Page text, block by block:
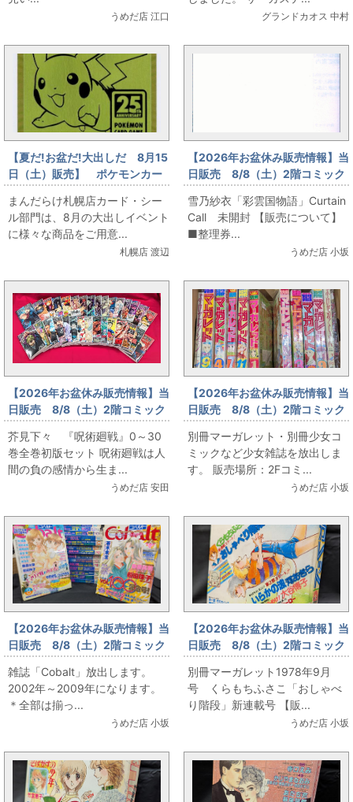
うめだ店 江口 グランドカオス 中村
【夏だ!お盆だ!大出しだ 8月15
日（土）販売】 ポケモンカー
ド ゴールデンなピカチュウ登
場
まんだらけ札幌店カード・シー
ル部門は、8月の大出しイベント
に様々な商品をご用意...
札幌店 渡辺
【2026年お盆休み販売情報】当
日販売 8/8（土）2階コミック
フロア 雪乃紗衣「彩雲国物
語」Curtain Call 未開封
雪乃紗衣「彩雲国物語」Curtain
Call 未開封 【販売について】
■整理券...
うめだ店 小坂
【2026年お盆休み販売情報】当
日販売 8/8（土）2階コミック
フロア 芥見下々 『呪術廻
戦』0～30巻全巻初版セット
芥見下々 『呪術廻戦』0～30
巻全巻初版セット 呪術廻戦は人
間の負の感情から生ま...
うめだ店 安田
【2026年お盆休み販売情報】当
日販売 8/8（土）2階コミック
フロア 別冊マーガレット・別
冊少女コミックなど少女雑誌放
出
別冊マーガレット・別冊少女コ
ミックなど少女雑誌を放出しま
す。 販売場所：2Fコミ...
うめだ店 小坂
【2026年お盆休み販売情報】当
日販売 8/8（土）2階コミック
フロア 雑誌「Cobalt」放出
雑誌「Cobalt」放出します。
2002年～2009年になります。
＊全部は揃っ...
うめだ店 小坂
【2026年お盆休み販売情報】当
日販売 8/8（土）2階コミック
フロア 別冊マーガレット1978
年9月号 くらもちふさこ「おし
ゃべり階段」新連載号
別冊マーガレット1978年9月
号 くらもちふさこ「おしゃべ
り階段」新連載号 【販...
うめだ店 小坂